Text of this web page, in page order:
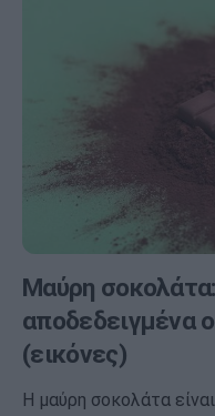
Μαύρη
αποδεδειγμένα
(εικόνες)
Η μαύρη σοκολάτα